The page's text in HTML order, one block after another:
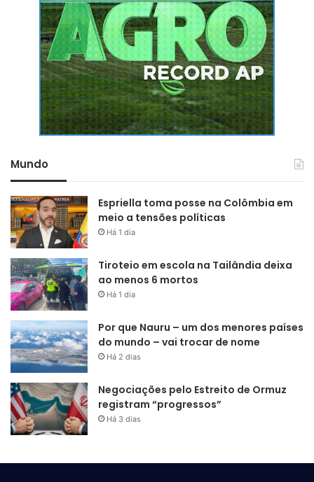
Mundo
Espriella toma posse na Colômbia em
meio a tensões políticas
Há 1 dia
Tiroteio em escola na Tailândia deixa
ao menos 6 mortos
Há 1 dia
Por que Nauru – um dos menores países
do mundo – vai trocar de nome
Há 2 dias
Negociações pelo Estreito de Ormuz
registram “progressos”
Há 3 dias